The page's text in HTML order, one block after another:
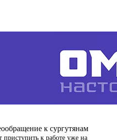
к сургутянам
к работе уже на